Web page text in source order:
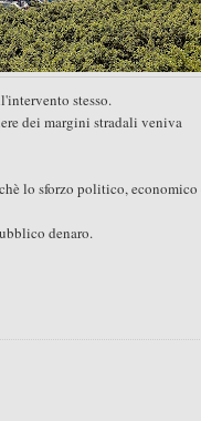
stesso.
dei margini stradali veniva
lo sforzo politico, economico
denaro.